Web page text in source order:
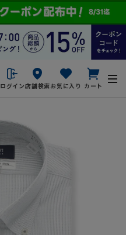
ログイン店舗検索お気に入り カート